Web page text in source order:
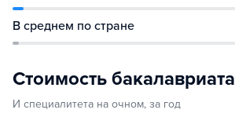
В среднем по стране
Стоимость бакалавриата
И специалитета на очном, за год